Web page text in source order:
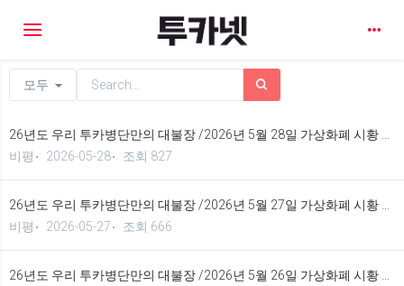
Toggle navigation
모두
비평
2026-05-28 조회 827
비평
2026-05-27 조회 666